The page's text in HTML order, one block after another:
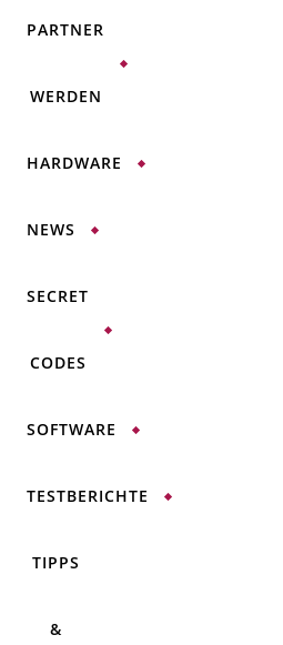
PARTNER
WERDEN
HARDWARE
NEWS
SECRET
CODES
SOFTWARE
TESTBERICHTE
TIPPS
&